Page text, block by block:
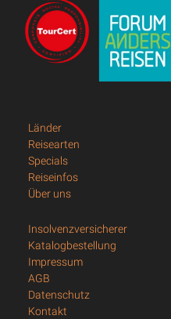
Länder
Reisearten
Specials
Reiseinfos
Über uns
Insolvenzversicherer
Katalogbestellung
Impressum
AGB
Datenschutz
Kontakt